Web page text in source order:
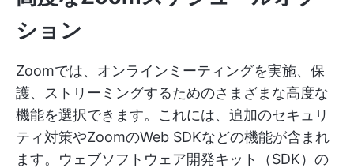
ション
Zoomでは、オンラインミーティングを実施、保
護、ストリーミングするためのさまざまな高度な
機能を選択できます。これには、追加のセキュリ
ティ対策やZoomのWeb SDKなどの機能が含まれ
ます。ウェブソフトウェア開発キット（SDK）の